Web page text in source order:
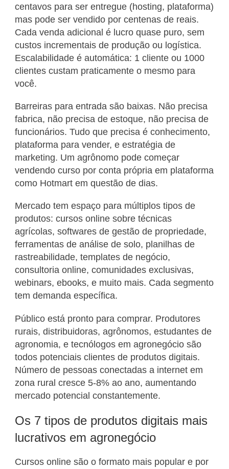
centavos para ser entregue (hosting, plataforma)
mas pode ser vendido por centenas de reais.
Cada venda adicional é lucro quase puro, sem
custos incrementais de produção ou logística.
Escalabilidade é automática: 1 cliente ou 1000
clientes custam praticamente o mesmo para
você.
Barreiras para entrada são baixas. Não precisa
fabrica, não precisa de estoque, não precisa de
funcionários. Tudo que precisa é conhecimento,
plataforma para vender, e estratégia de
marketing. Um agrônomo pode começar
vendendo curso por conta própria em plataforma
como Hotmart em questão de dias.
Mercado tem espaço para múltiplos tipos de
produtos: cursos online sobre técnicas
agrícolas, softwares de gestão de propriedade,
ferramentas de análise de solo, planilhas de
rastreabilidade, templates de negócio,
consultoria online, comunidades exclusivas,
webinars, ebooks, e muito mais. Cada segmento
tem demanda específica.
Público está pronto para comprar. Produtores
rurais, distribuidoras, agrônomos, estudantes de
agronomia, e tecnólogos em agronegócio são
todos potenciais clientes de produtos digitais.
Número de pessoas conectadas a internet em
zona rural cresce 5-8% ao ano, aumentando
mercado potencial constantemente.
Os 7 tipos de produtos digitais mais
lucrativos em agronegócio
Cursos online são o formato mais popular e por